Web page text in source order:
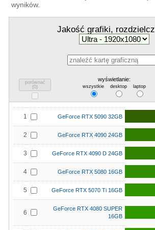
wyników.
Jakość grafiki,
porównać
(0)
wyświetlanie:
wszystkie desktop laptop
1 GeForce RTX 5090 32GB
2 GeForce RTX 4090 24GB
3 GeForce RTX 4090 D 24GB
4 GeForce RTX 5080 16GB
5 GeForce RTX 5070 Ti 16GB
6
GeForce RTX 4080 SUPER
16GB